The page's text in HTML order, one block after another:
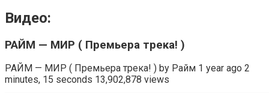
Видео:
РАЙМ — МИР ( Премьера трека! )
РАЙМ — МИР ( Премьера трека! ) by Райм 1 year ago 2
minutes, 15 seconds 13,902,878 views